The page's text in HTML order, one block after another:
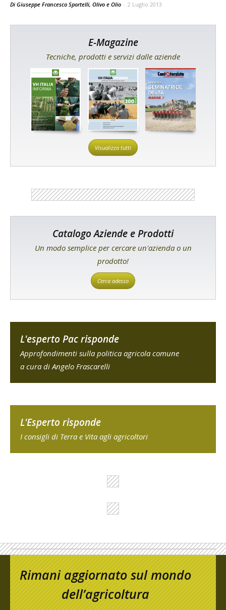
Di Giuseppe Francesco Sportelli, Olivo e Olio - 2 Luglio 2013
E-Magazine
Tecniche, prodotti e servizi dalle aziende
Visualizza tutti
Catalogo Aziende e Prodotti
Un modo semplice per cercare un'azienda o un
prodotto!
Cerca adesso
L'esperto Pac risponde
Approfondimenti sulla politica agricola comune
a cura di Angelo Frascarelli
L'Esperto risponde
I consigli di Terra e Vita agli agricoltori
Rimani aggiornato sul mondo
dell’agricoltura